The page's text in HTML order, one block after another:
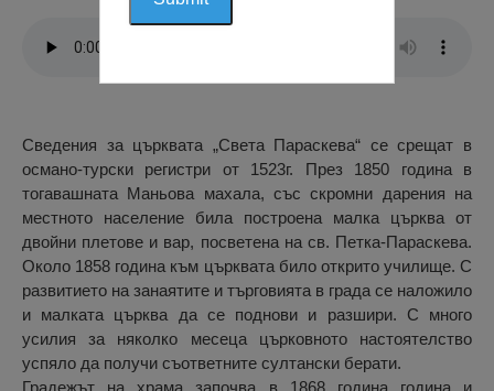
Сведения за църквата „Света Параскева“ се срещат в
османо-турски регистри от 1523г. През 1850 година в
тогавашната Маньова махала, със скромни дарения на
местното население била построена малка църква от
двойни плетове и вар, посветена на св. Петка-Параскева.
Около 1858 година към църквата било открито училище. С
развитието на занаятите и търговията в града се наложило
и малката църква да се поднови и разшири. С много
усилия за няколко месеца църковното настоятелство
успяло да получи съответните султански берати.